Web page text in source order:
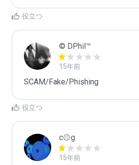
役立つ
© DPhil™
15年前
SCAM/Fake/Phishing
役立つ
c۞g
15年前